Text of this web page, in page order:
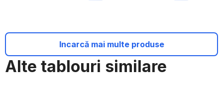
Alte tablouri similare
Incarcă mai multe produse